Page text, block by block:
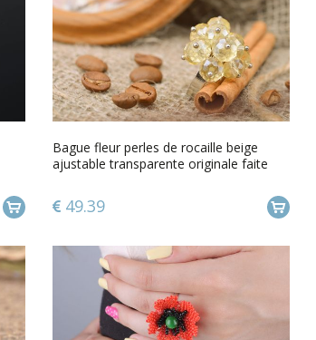
Bague fleur perles de rocaille beige
ajustable transparente originale faite
49.39